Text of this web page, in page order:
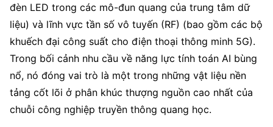
đèn LED trong các mô-đun quang của trung tâm dữ
liệu) và lĩnh vực tần số vô tuyến (RF) (bao gồm các bộ
khuếch đại công suất cho điện thoại thông minh 5G).
Trong bối cảnh nhu cầu về năng lực tính toán AI bùng
nổ, nó đóng vai trò là một trong những vật liệu nền
tảng cốt lõi ở phân khúc thượng nguồn cao nhất của
chuỗi công nghiệp truyền thông quang học.